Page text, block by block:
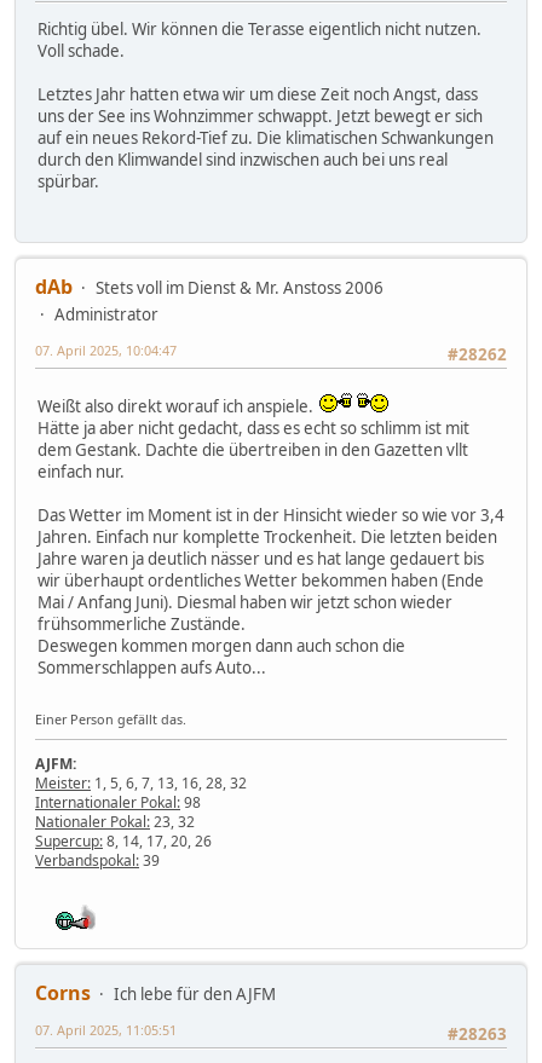
Richtig übel. Wir können die Terasse eigentlich nicht nutzen.
Voll schade.
Letztes Jahr hatten etwa wir um diese Zeit noch Angst, dass
uns der See ins Wohnzimmer schwappt. Jetzt bewegt er sich
auf ein neues Rekord-Tief zu. Die klimatischen Schwankungen
durch den Klimwandel sind inzwischen auch bei uns real
spürbar.
dAb
Stets voll im Dienst & Mr. Anstoss 2006
Administrator
#28262
07. April 2025, 10:04:47
Weißt also direkt worauf ich anspiele.
Hätte ja aber nicht gedacht, dass es echt so schlimm ist mit
dem Gestank. Dachte die übertreiben in den Gazetten vllt
einfach nur.
Das Wetter im Moment ist in der Hinsicht wieder so wie vor 3,4
Jahren. Einfach nur komplette Trockenheit. Die letzten beiden
Jahre waren ja deutlich nässer und es hat lange gedauert bis
wir überhaupt ordentliches Wetter bekommen haben (Ende
Mai / Anfang Juni). Diesmal haben wir jetzt schon wieder
frühsommerliche Zustände.
Deswegen kommen morgen dann auch schon die
Sommerschlappen aufs Auto...
Einer Person gefällt das.
AJFM:
Meister: 1, 5, 6, 7, 13, 16, 28, 32
Internationaler Pokal:98
Nationaler Pokal:23, 32
Supercup:8, 14, 17, 20, 26
Verbandspokal:39
Corns
Ich lebe für den AJFM
#28263
07. April 2025, 11:05:51